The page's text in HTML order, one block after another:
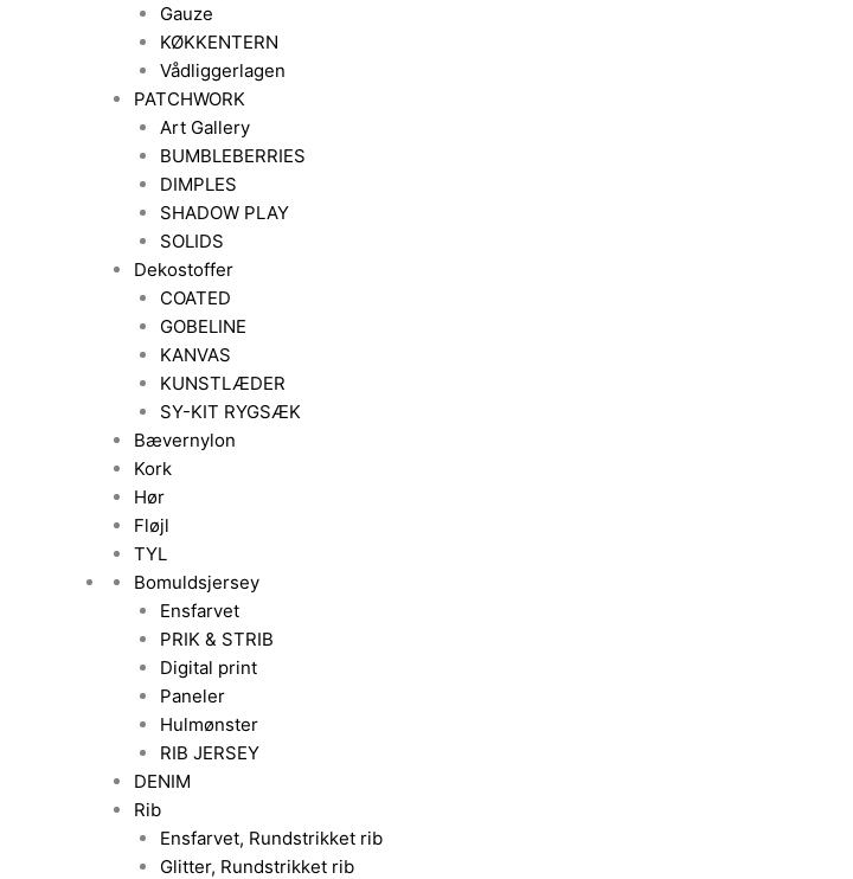
Gauze
KØKKENTERN
Vådliggerlagen
PATCHWORK
Art Gallery
BUMBLEBERRIES
DIMPLES
SHADOW PLAY
SOLIDS
Dekostoffer
COATED
GOBELINE
KANVAS
KUNSTLÆDER
SY-KIT RYGSÆK
Bævernylon
Kork
Hør
Fløjl
TYL
Bomuldsjersey
Ensfarvet
PRIK & STRIB
Digital print
Paneler
Hulmønster
RIB JERSEY
DENIM
Rib
Ensfarvet, Rundstrikket rib
Glitter, Rundstrikket rib